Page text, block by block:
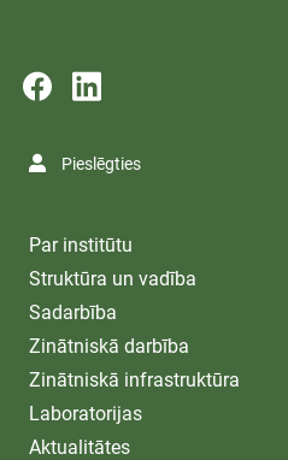
Pieslēgties
Par institūtu
Struktūra un vadība
Sadarbība
Zinātniskā darbība
Zinātniskā infrastruktūra
Laboratorijas
Aktualitātes